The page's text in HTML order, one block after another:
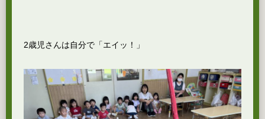
2歳児さんは自分で「エイッ！」